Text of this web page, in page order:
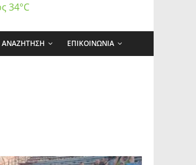
34°C
ΑΝΑΖΗΤΗΣΗ ΕΠΙΚΟΙΝΩΝΙΑ